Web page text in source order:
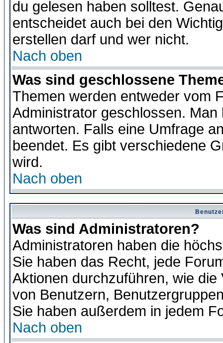
du gelesen haben solltest.
entscheidet auch bei den
erstellen darf und wer nicht.
Nach oben
Was sind geschlossene
Themen werden entweder vom
Administrator geschlossen.
antworten. Falls eine Umfrage
beendet. Es gibt verschiedene
wird.
Nach oben
Was sind Administratoren?
Administratoren haben die
Sie haben das Recht, jede
Aktionen durchzuführen, wie
von Benutzern,
Sie haben außerdem in jedem
Nach oben